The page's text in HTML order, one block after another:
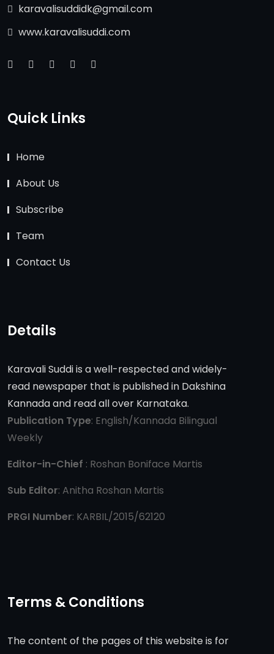
karavalisuddidk@gmail.com
www.karavalisuddi.com
Quick Links
Home
About Us
Subscribe
Team
Contact Us
Details
Karavali Suddi is a well-respected and widely-
read newspaper that is published in Dakshina
Kannada and read all over Karnataka.
Publication Type: English/Kannada Bilingual
Weekly
Editor-in-Chief : Roshan Boniface Martis
Sub Editor: Anitha Roshan Martis
PRGI Number: KARBIL/2015/62120
Terms & Conditions
The content of the pages of this website is for